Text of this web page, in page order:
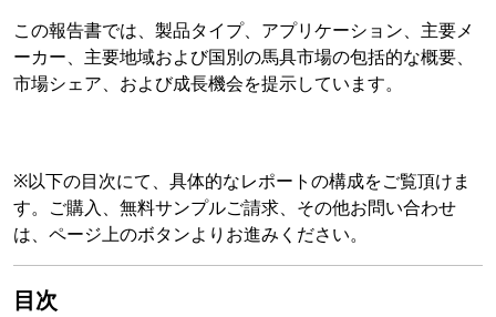
この報告書では、製品タイプ、アプリケーション、主要メ
ーカー、主要地域および国別の馬具市場の包括的な概要、
市場シェア、および成長機会を提示しています。
※以下の目次にて、具体的なレポートの構成をご覧頂けま
す。ご購入、無料サンプルご請求、その他お問い合わせ
は、ページ上のボタンよりお進みください。
目次